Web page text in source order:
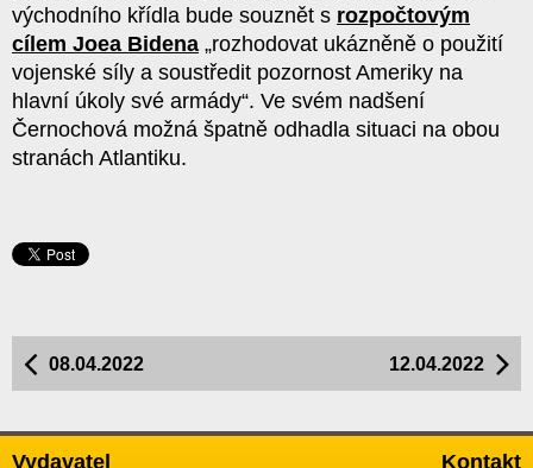
východního křídla bude souznět s rozpočtovým
cílem Joea Bidena „rozhodovat ukázněně o použití
vojenské síly a soustředit pozornost Ameriky na
hlavní úkoly své armády“. Ve svém nadšení
Černochová možná špatně odhadla situaci na obou
stranách Atlantiku.
12.04.2022
08.04.2022
Vydavatel Kontakt